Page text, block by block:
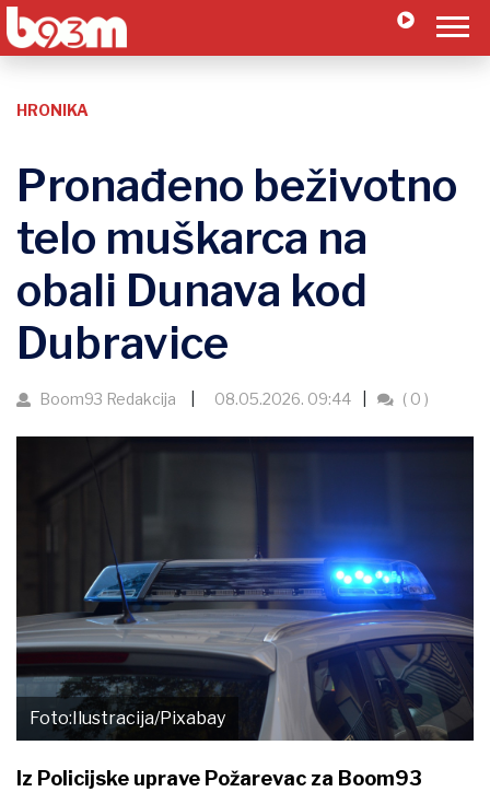
HRONIKA
Pronađeno beživotno
telo muškarca na
obali Dunava kod
Dubravice
Boom93 Redakcija 08.05.2026. 09:44 ( 0 )
Foto:Ilustracija/Pixabay
Iz Policijske uprave Požarevac za Boom93